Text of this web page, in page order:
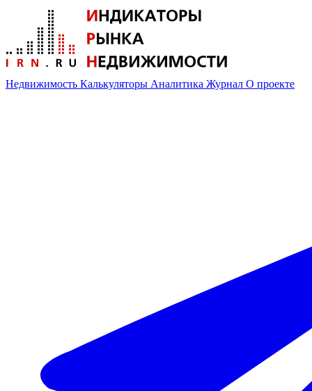
Недвижимость Калькуляторы Аналитика Журнал О проекте